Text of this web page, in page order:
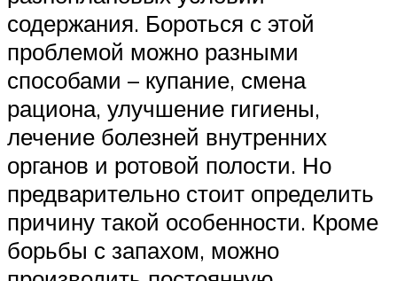
содержания. Бороться с этой
проблемой можно разными
способами – купание, смена
рациона, улучшение гигиены,
лечение болезней внутренних
органов и ротовой полости. Но
предварительно стоит определить
причину такой особенности. Кроме
борьбы с запахом, можно